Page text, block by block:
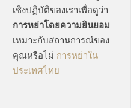
เชิงปฏิบัติของเราเพื่อดูว่า
การหย่าโดยความยินยอม
เหมาะกับสถานการณ์ของ
คุณหรือไม่ การหย่าใน
ประเทศไทย